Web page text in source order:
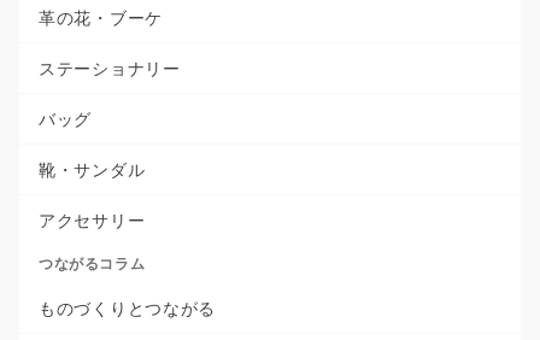
革の花・ブーケ
ステーショナリー
バッグ
靴・サンダル
アクセサリー
つながるコラム
ものづくりとつながる